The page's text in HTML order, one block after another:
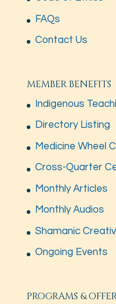
FAQs
Contact Us
MEMBER BENEFITS
Indigenous
Directory Listing
Medicine Wheel
Cross-Quarter
Monthly Articles
Monthly Audios
Shamanic
Ongoing Events
PROGRAMS &